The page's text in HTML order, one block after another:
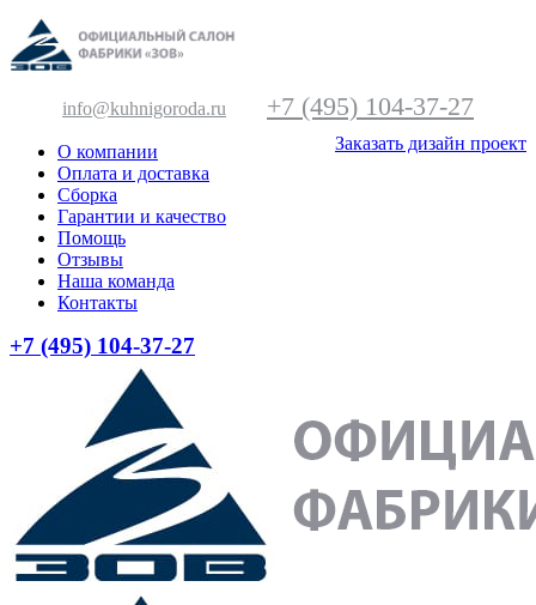
info@kuhnigoroda.ru +7 (495) 104-37-27
Заказать дизайн проект
О компании
Оплата и доставка
Сборка
Гарантии и качество
Помощь
Отзывы
Наша команда
Контакты
+7 (495) 104-37-27